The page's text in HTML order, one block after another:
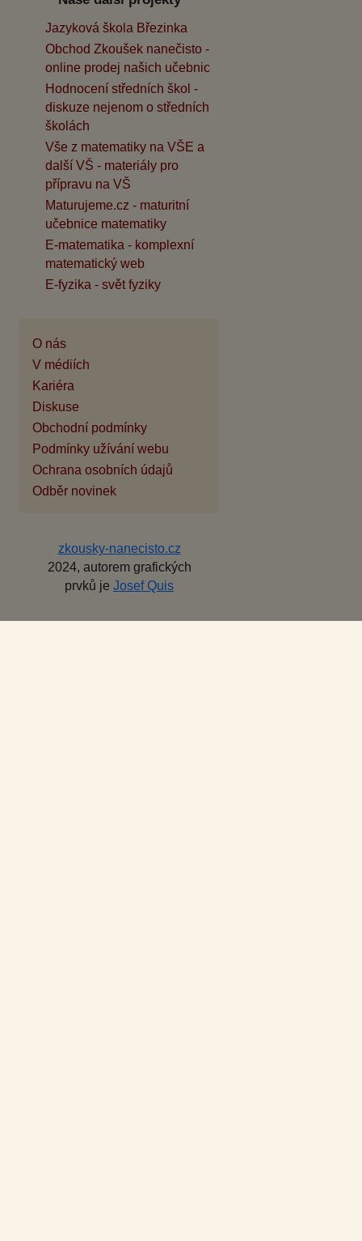
Jazyková škola Březinka
Obchod Zkoušek nanečisto -
online prodej našich učebnic
Hodnocení středních škol -
diskuze nejenom o středních
školách
Vše z matematiky na VŠE a
další VŠ - materiály pro
přípravu na VŠ
Maturujeme.cz - maturitní
učebnice matematiky
E-matematika - komplexní
matematický web
E-fyzika - svět fyziky
O nás
V médiích
Kariéra
Diskuse
Obchodní podmínky
Podmínky užívání webu
Ochrana osobních údajů
Odběr novinek
zkousky-nanecisto.cz
2024, autorem grafických
prvků je Josef Quis